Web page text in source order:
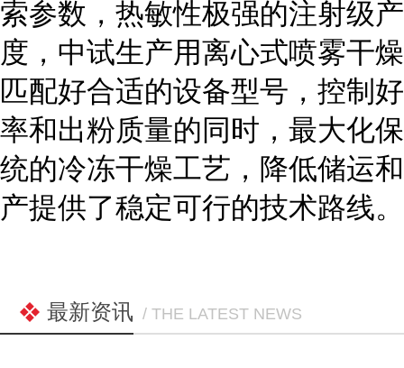
索参数，热敏性极强的注射级
度，中试生产用离心式喷雾干
匹配好合适的设备型号，控制
率和出粉质量的同时，最大化
统的冷冻干燥工艺，降低储运
产提供了稳定可行的技术路线。
最新资讯 / THE LATEST NEWS